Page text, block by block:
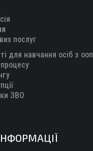
new
послуг
для навчання осіб з ооп
ЗВО